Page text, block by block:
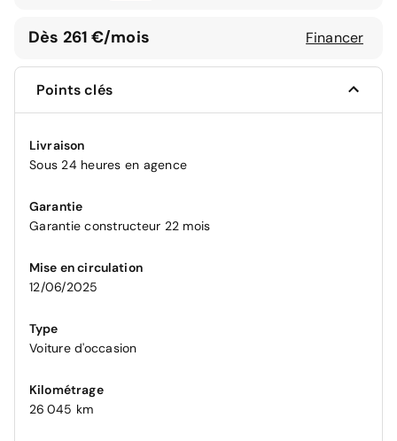
Dès 261 €/mois Financer
Points clés
Livraison
Sous 24 heures en agence
Garantie
Garantie constructeur 22 mois
Mise en circulation
12/06/2025
Type
Voiture d'occasion
Kilométrage
26 045 km